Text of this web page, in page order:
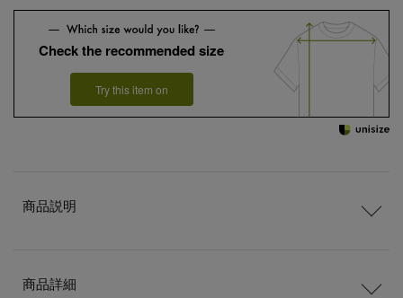
Check the recommended size
Try this item on
商品説明
商品詳細